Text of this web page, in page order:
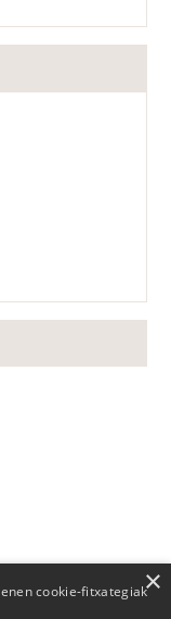
cookie-fitxategiak×